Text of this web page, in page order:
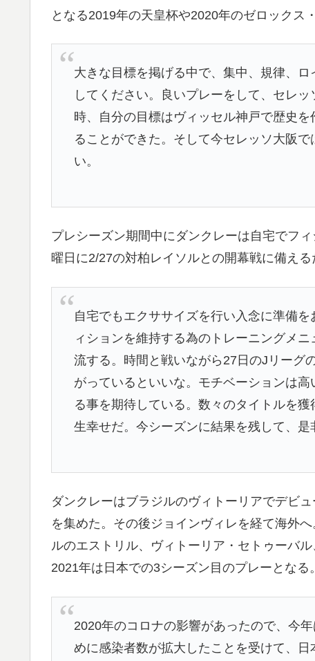
となる2019年の天皇杯や2020年のゼロックス
大きな目標を掲げる中で、集中、規律、
してください。良いプレーをして、セレ
時、自分の目標はヴィッセル神戸で歴史
ることができた。そして今セレッソ大阪
い。
プレシーズン期間中にダンクレーは自宅でフ
曜日に2/27の対柏レイソルとの開幕戦に備える
自宅でもエクササイズを行い入念に準備
ィションを維持する為のトレーニングメ
流する。時間と戦いながら27日のJリーグ
がっているといいな。モチベーションは
る事を期待している。数々のタイトルを
生幸せだ。今シーズンに結果を残して、
ダンクレーはブラジルのヴィトーリアでデビ
を集めた。その後ジョインヴィレを経て海外
ルのエストリル、ヴィトーリア・セトゥーバ
2021年は日本での3シーズン目のプレーとなる。
2020年のコロナの影響があったので、今
めに感染者数が拡大したことを受けて、